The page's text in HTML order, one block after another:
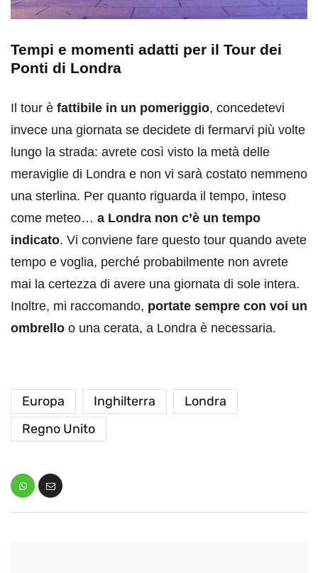
Tempi e momenti adatti per il Tour dei
Ponti di Londra
Il tour è fattibile in un pomeriggio, concedetevi
invece una giornata se decidete di fermarvi più volte
lungo la strada: avrete così visto la metà delle
meraviglie di Londra e non vi sarà costato nemmeno
una sterlina. Per quanto riguarda il tempo, inteso
come meteo… a Londra non c’è un tempo
indicato. Vi conviene fare questo tour quando avete
tempo e voglia, perché probabilmente non avrete
mai la certezza di avere una giornata di sole intera.
Inoltre, mi raccomando, portate sempre con voi un
ombrello o una cerata, a Londra è necessaria.
Europa Inghilterra
Londra
Regno Unito